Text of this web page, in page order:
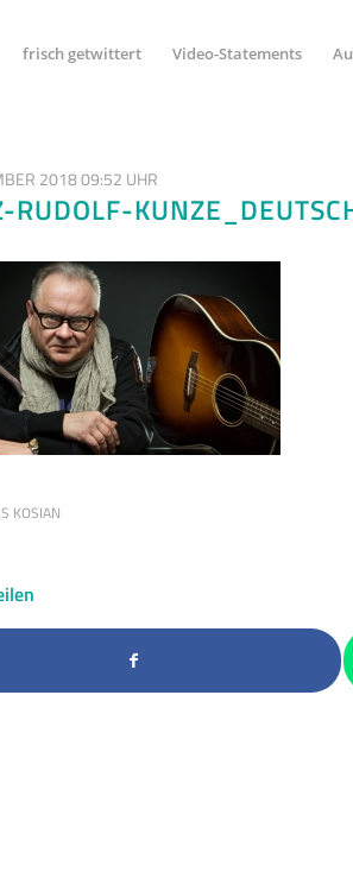
frisch getwittert Video-Statements
2018 09:52 UHR
RUDOLF-
KOSIAN